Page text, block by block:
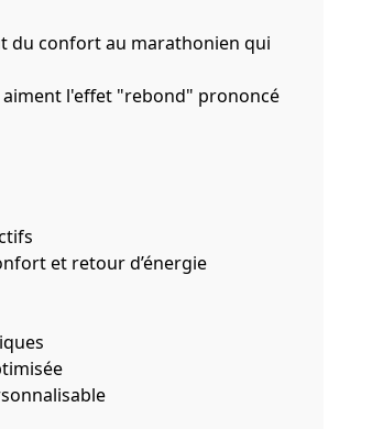
du confort au marathonien qui
aiment l'effet "rebond" prononcé
et retour d’énergie